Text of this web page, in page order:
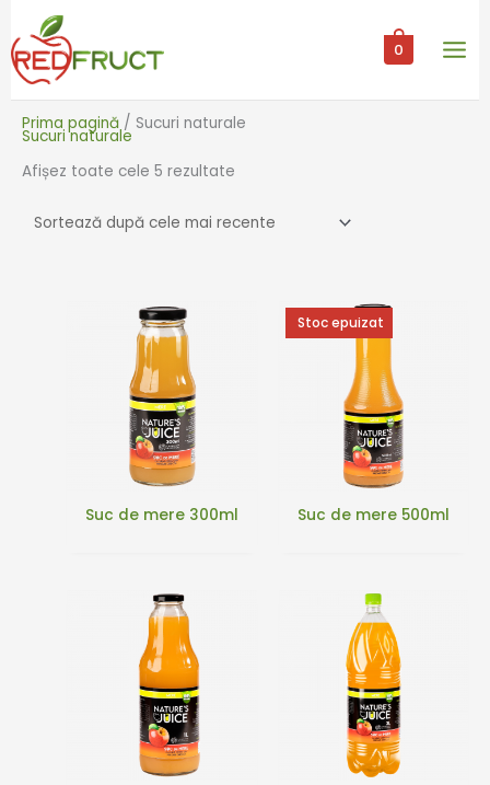
content
0
Prima pagină / Sucuri naturale
Sucuri naturale
Afișez toate cele 5 rezultate
recente
Suc de mere 300ml
Sold out!
Suc de mere 500ml